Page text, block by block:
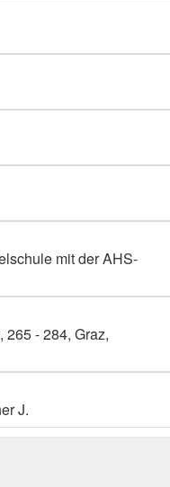
mit der AHS-
- 284, Graz,
J.